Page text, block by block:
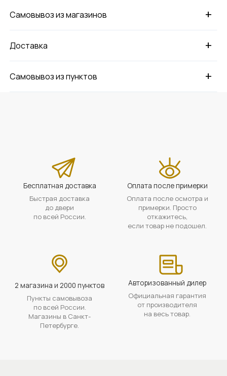
+
Самовывоз из магазинов
+
Доставка
+
Самовывоз из пунктов
Бесплатная доставка
Быстрая доставка
до двери
по всей России.
Оплата после примерки
Оплата после осмотра и
примерки. Просто
откажитесь,
если товар не подошел.
2 магазина и 2000 пунктов
Пункты самовывоза
по всей России.
Магазины в Санкт-
Петербурге.
Авторизованный дилер
Официальная гарантия
от производителя
на весь товар.